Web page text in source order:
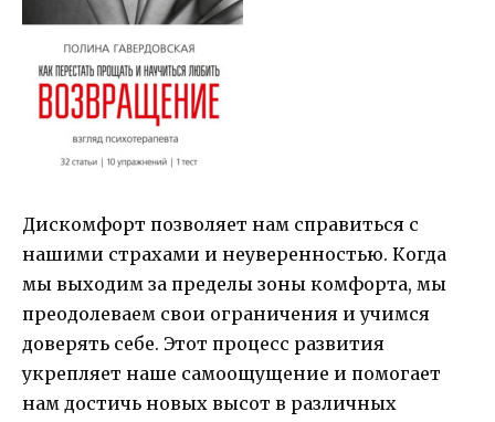
Дискомфорт позволяет нам справиться с
нашими страхами и неуверенностью. Когда
мы выходим за пределы зоны комфорта, мы
преодолеваем свои ограничения и учимся
доверять себе. Этот процесс развития
укрепляет наше самоощущение и помогает
нам достичь новых высот в различных